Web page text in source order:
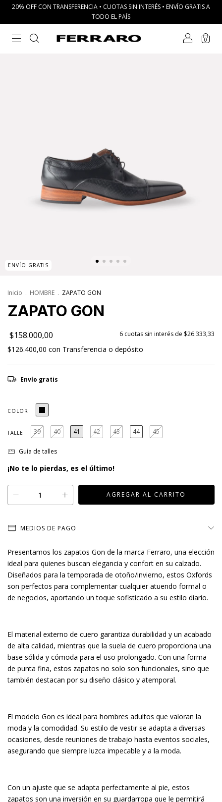
20% OFF CON TRANSFERENCIA • CUOTAS SIN INTERÉS • ENVÍO GRATIS A
TODO EL PAÍS
0
ENVÍO GRATIS
Inicio . HOMBRE . ZAPATO GON
ZAPATO GON
$158.000,00 6 cuotas sin interés de $26.333,33
$126.400,00 con Transferencia o depósito
Envío gratis
COLOR
TALLE 39 40 41 42 43 44 45
Guía de talles
¡No te lo pierdas, es el último!
MEDIOS DE PAGO
Presentamos los zapatos Gon de la marca Ferraro, una elección
ideal para quienes buscan elegancia y confort en su calzado.
Diseñados para la temporada de otoño/invierno, estos Oxfords
son perfectos para complementar cualquier atuendo formal o
de negocios, aportando un toque sofisticado a su estilo diario.
El material externo de cuero garantiza durabilidad y un acabado
de alta calidad, mientras que la suela de cuero proporciona una
base sólida y cómoda para el uso prolongado. Con una forma
de punta fina, estos zapatos no solo son funcionales, sino que
también destacan por su diseño clásico y atemporal.
El modelo Gon es ideal para hombres adultos que valoran la
moda y la comodidad. Su estilo de vestir se adapta a diversas
ocasiones, desde reuniones de trabajo hasta eventos sociales,
asegurando que siempre luzca impecable y a la moda.
Con un ajuste que se adapta perfectamente al pie, estos
zapatos son una inversión en su guardarropa que le permitirá